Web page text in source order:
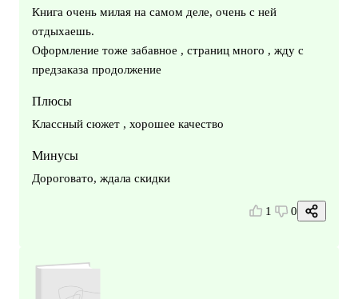
Книга очень милая на самом деле, очень с ней
отдыхаешь.
Оформление тоже забавное , страниц много , жду с
предзаказа продолжение
Плюсы
Классный сюжет , хорошее качество
Минусы
Дороговато, ждала скидки
1 0